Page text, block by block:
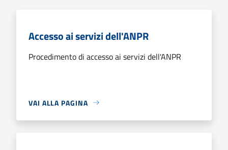
Accesso ai servizi dell'ANPR
Procedimento di accesso ai servizi dell'ANPR
VAI ALLA PAGINA